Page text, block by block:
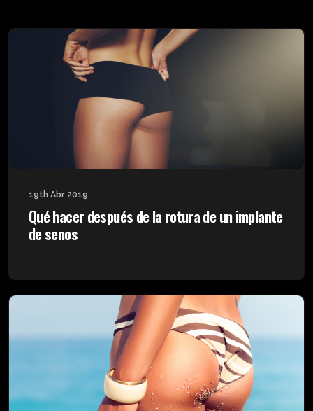
19th Abr 2019
Qué hacer después de la rotura de un implante
de senos